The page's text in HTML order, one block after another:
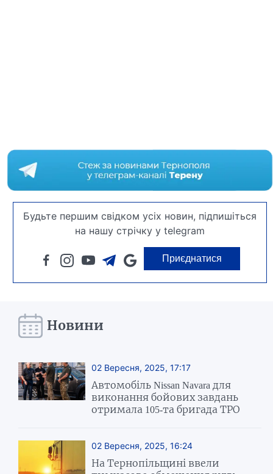
Будьте першим свідком усіх новин, підпишіться
на нашу стрічку у telegram
Приєднатися
Новини
02 Вересня, 2025, 17:17
Автомобіль Nissan Navara для
виконання бойових завдань
отримала 105-та бригада ТРО
02 Вересня, 2025, 16:24
На Тернопільщині ввели